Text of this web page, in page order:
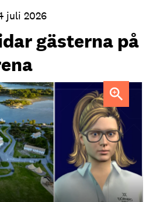
juli 2026
gästerna på
i tjänst i april.